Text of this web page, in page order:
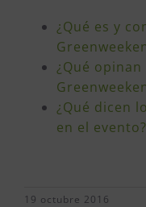
¿Qué es y
¿Qué
¿Qué dicen
en el evento?
19 octubre 2016